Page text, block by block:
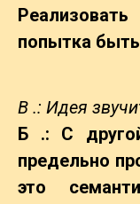
попытка быть
В .: Идея
Б .: С
предельно
это